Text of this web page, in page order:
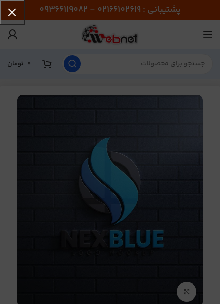
پشتیبانی : 02166102619 - 09366119082
0 تومان